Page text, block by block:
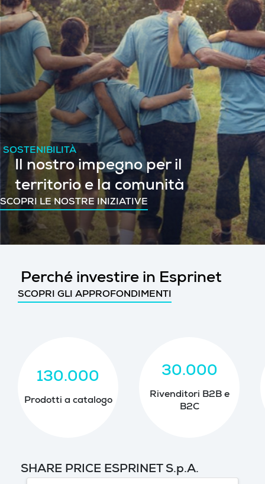
SOSTENIBILITÀ
Il nostro impegno per il
territorio e la comunità
SCOPRI LE NOSTRE INIZIATIVE
Perché investire in Esprinet
SCOPRI GLI APPROFONDIMENTI
130.000
Prodotti a catalogo
30.000
Rivenditori B2B e
B2C
SHARE PRICE ESPRINET S.p.A.